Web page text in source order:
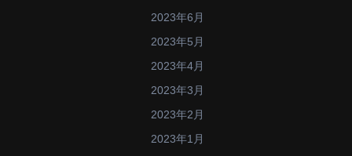
2023年6月
2023年5月
2023年4月
2023年3月
2023年2月
2023年1月